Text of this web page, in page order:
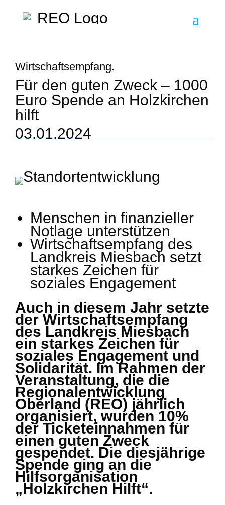
Wirtschaftsempfang.
Für den guten Zweck – 1000
Euro Spende an Holzkirchen
hilft
03.01.2024
Menschen in finanzieller
Notlage unterstützen
Wirtschaftsempfang des
Landkreis Miesbach setzt
starkes Zeichen für
soziales Engagement
Auch in diesem Jahr setzte
der Wirtschaftsempfang
des Landkreis Miesbach
ein starkes Zeichen für
soziales Engagement und
Solidarität. Im Rahmen der
Veranstaltung, die die
Regionalentwicklung
Oberland (REO) jährlich
organisiert, wurden 10%
der Ticketeinnahmen für
einen guten Zweck
gespendet. Die diesjährige
Spende ging an die
Hilfsorganisation
„Holzkirchen Hilft“.